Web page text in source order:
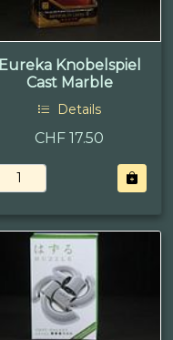
Eureka Knobelspiel
Cast Marble
Details
CHF 17.50